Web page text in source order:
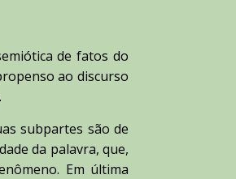
de fatos do
ao discurso
subpartes são de
da palavra, que,
Em última